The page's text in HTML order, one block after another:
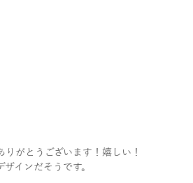
がとうございます！嬉しい！
インだそうです。